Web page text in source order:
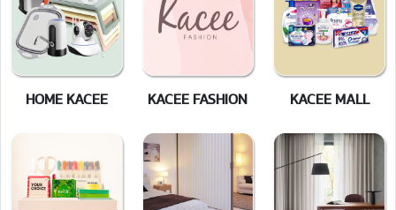
HOME KACEE KACEE FASHION KACEE MALL